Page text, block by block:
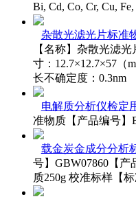
Bi, Cd, Co, Cr, Cu,
杂散光滤光片标准
【名称】杂散光滤
寸：12.7×12.7×57（
长不确定度：0.3nm
电解质分析仪检定
准物质【产品编号】
载金炭金成分分析
号】GBW07860【
质250g 校准标样【